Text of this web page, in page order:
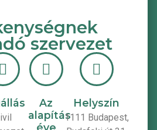
szervezet
Az
alapítás
éve
Helyszín
1111 Budapest,